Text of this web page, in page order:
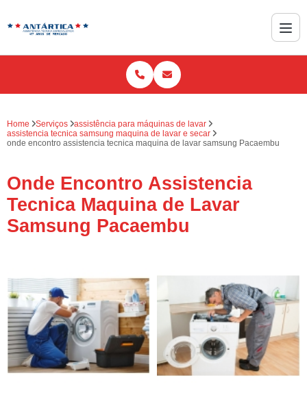
Home Serviços
assistência para máquinas de lavar
assistencia tecnica samsung maquina de lavar e secar
onde encontro assistencia tecnica maquina de lavar samsung Pacaembu
Onde Encontro Assistencia
Tecnica Maquina de Lavar
Samsung Pacaembu